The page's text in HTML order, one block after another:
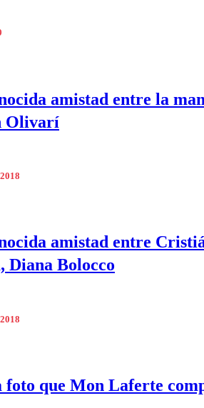
amistad entre la
Olivarí
amistad entre
Diana Bolocco
que Mon Laferte